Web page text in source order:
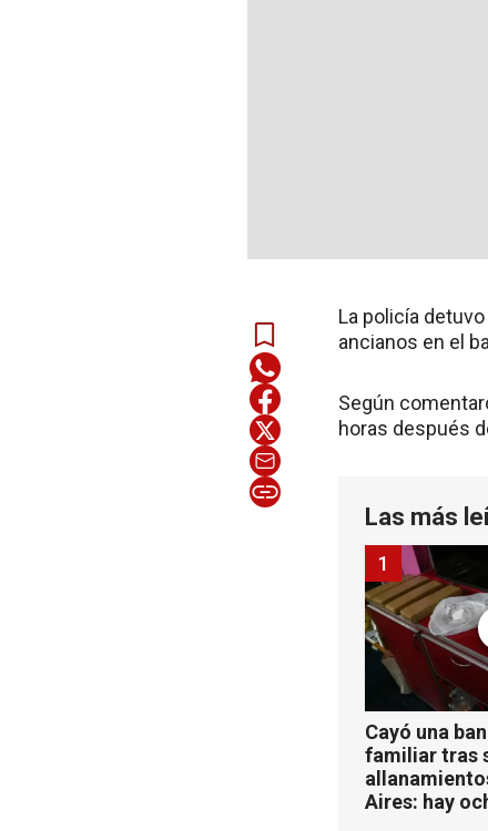
La policía
ancianos en el
Según
horas después
Las más
Cayó una
familiar tras
Aires: hay
1